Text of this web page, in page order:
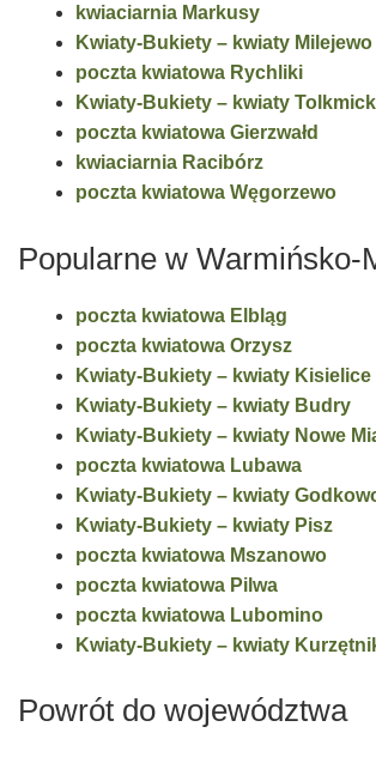
kwiaciarnia Markusy
Kwiaty-Bukiety – kwiaty Milejewo
poczta kwiatowa Rychliki
Kwiaty-Bukiety – kwiaty
poczta kwiatowa Gierzwałd
kwiaciarnia Racibórz
poczta kwiatowa Węgorzewo
Popularne w Warmińsko-
poczta kwiatowa Elbląg
poczta kwiatowa Orzysz
Kwiaty-Bukiety – kwiaty Kisielice
Kwiaty-Bukiety – kwiaty Budry
Kwiaty-Bukiety – kwiaty Nowe
poczta kwiatowa Lubawa
Kwiaty-Bukiety – kwiaty
Kwiaty-Bukiety – kwiaty Pisz
poczta kwiatowa Mszanowo
poczta kwiatowa Pilwa
poczta kwiatowa Lubomino
Kwiaty-Bukiety – kwiaty
Powrót do województwa